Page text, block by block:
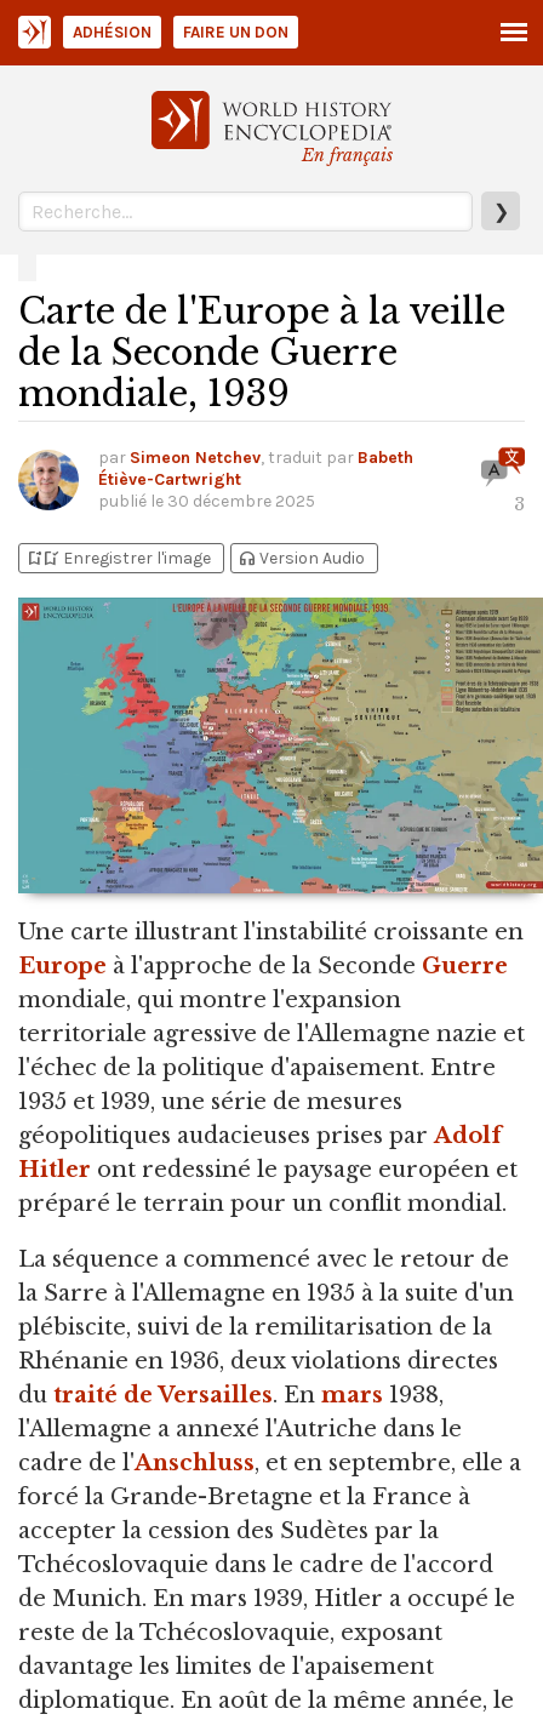
En français
❯
ADHÉSION FAIRE UN DON
Carte de l'Europe à la veille
de la Seconde Guerre
mondiale, 1939
par Simeon Netchev, traduit par Babeth
Étiève-Cartwright
publié le 30 décembre 2025 3
bookmark_addbookmark_added Enregistrer l'image headphones Version Audio
Une carte illustrant l'instabilité croissante en
Europe à l'approche de la Seconde Guerre
mondiale, qui montre l'expansion
territoriale agressive de l'Allemagne nazie et
l'échec de la politique d'apaisement. Entre
1935 et 1939, une série de mesures
géopolitiques audacieuses prises parAdolf
Hitler ont redessiné le paysage européen et
préparé le terrain pour un conflit mondial.
La séquence a commencé avec le retour de
la Sarre à l'Allemagne en 1935 à la suite d'un
plébiscite, suivi de la remilitarisation de la
Rhénanie en 1936, deux violations directes
du traité de Versailles. En mars 1938,
l'Allemagne a annexé l'Autriche dans le
cadre de l'Anschluss, et en septembre, elle a
forcé la Grande-Bretagne et la France à
accepter la cession des Sudètes par la
Tchécoslovaquie dans le cadre de l'accord
de Munich. En mars 1939, Hitler a occupé le
reste de la Tchécoslovaquie, exposant
davantage les limites de l'apaisement
diplomatique. En août de la même année, le